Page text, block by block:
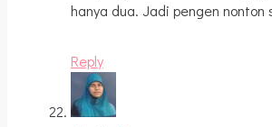
hanya dua. Jadi pengen nonton
Reply